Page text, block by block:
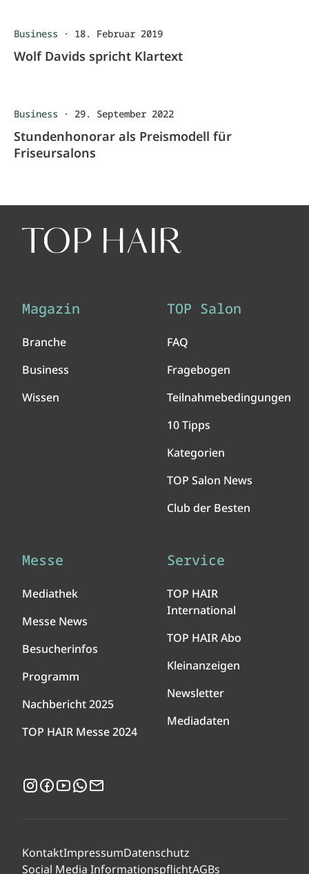
Business · 18. Februar 2019
Wolf Davids spricht Klartext
Business · 29. September 2022
Stundenhonorar als Preismodell für
Friseursalons
Magazin
Branche
Business
Wissen
TOP Salon
FAQ
Fragebogen
Teilnahmebedingungen
10 Tipps
Kategorien
TOP Salon News
Club der Besten
Messe
Mediathek
Messe News
Besucherinfos
Programm
Nachbericht 2025
TOP HAIR Messe 2024
Service
TOP HAIR
International
TOP HAIR Abo
Kleinanzeigen
Newsletter
Mediadaten
Instagram
Facebook
YouTubeWhatsApp
KontaktImpressumDatenschutz
Social Media InformationspflichtAGBs